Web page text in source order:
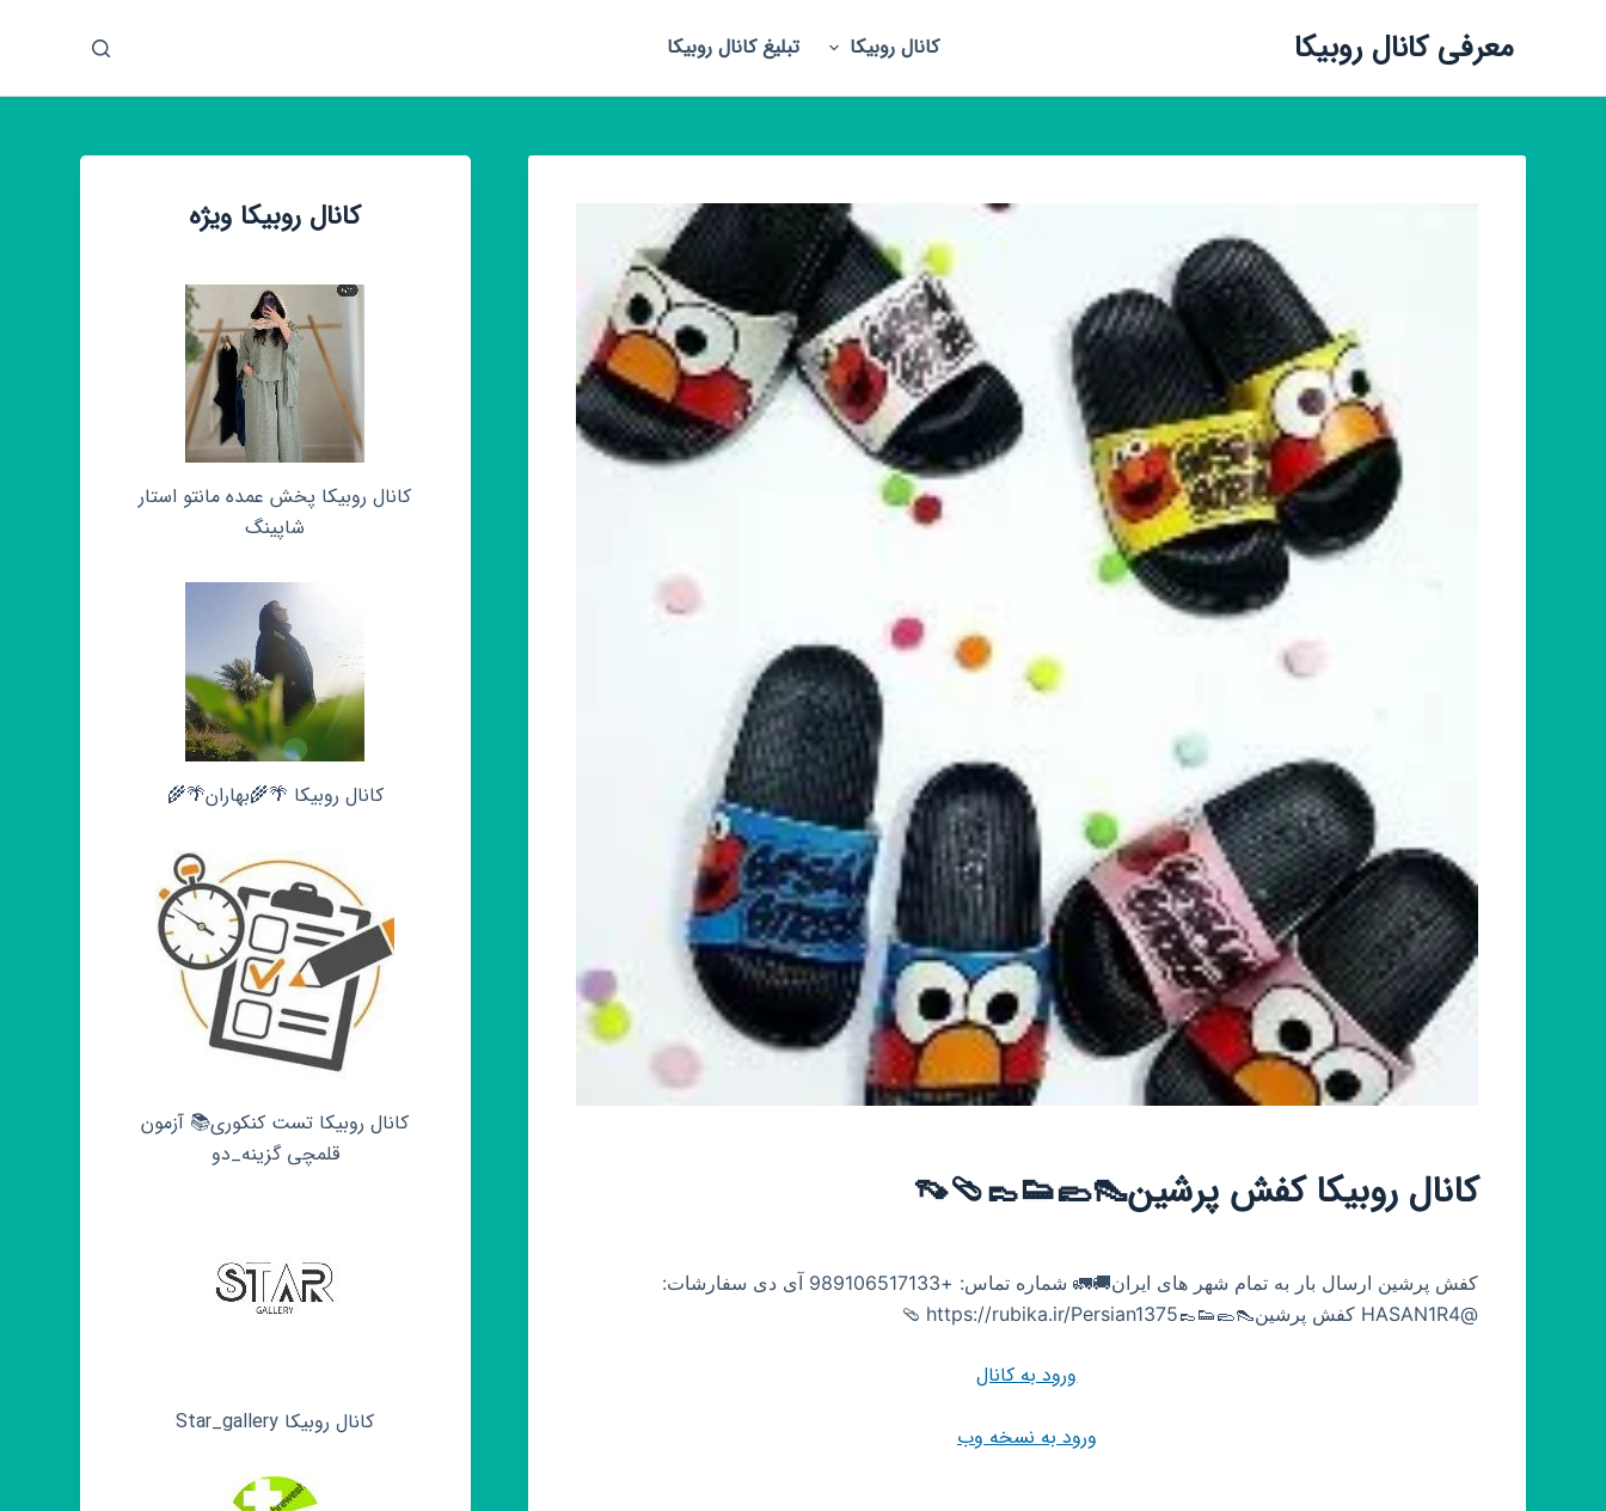
ش
معرفی کانال روبیکا کانال روبیکا تبلیغ کانال روبیکا
کانال روبیکا کفش پرشین👠🥿👟👞🩴👡
کفش پرشین ارسال بار به تمام شهر های ایران🚚🚛 شماره تماس: +989106517133 آی دی سفارشات:
@HASAN1R4 کفش پرشین👠🥿👟👞🩴 https://rubika.ir/Persian1375
ورود به کانال
ورود به نسخه وب
کانال روبیکا ویژه
کانال روبیکا پخش عمده مانتو استار
شاپینگ
کانال روبیکا 🌴🌾بهاران🌴🌾
کانال روبیکا تست کنکوری📚 آزمون
قلمچی‌‌ گزینه_دو
کانال روبیکا Star_gallery